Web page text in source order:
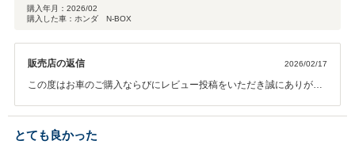
購入年月： 2026/02
購入した車：ホンダ N-BOX
販売店の返信 2026/02/17
この度はお車のご購入ならびにレビュー投稿をいただき誠にありがと
とても良かった